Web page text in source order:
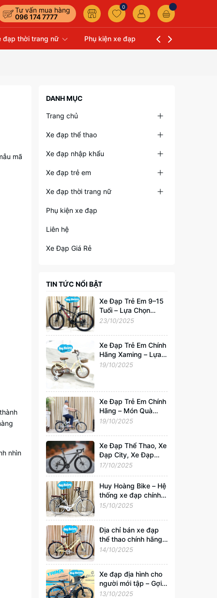
Tư vấn mua hàng
096 174 7777
0
đạp thời trang nữ Phụ kiện xe đạp Liên hệ
mã
nhìn
DANH MỤC
Trang chủ
Xe đạp thể thao
Xe đạp nhập khẩu
Xe đạp trẻ em
Xe đạp thời trang nữ
Phụ kiện xe đạp
Liên hệ
Xe Đạp Giá Rẻ
TIN TỨC NỔI BẬT
Xe Đạp Trẻ Em 9–15
Tuổi – Lựa Chọn
Hoàn Hảo Cho Tuổi
23/10/2025
Xe Đạp Trẻ Em Chính
Hãng Xaming – Lựa
Chọn Hoàn Hảo Cho
19/10/2025
Xe Đạp Trẻ Em Chính
Hãng – Món Quà
Tuyệt Vời Cho Bé
Xedapvip.com
19/10/2025
Xe Đạp Thể Thao, Xe
Đạp City, Xe Đạp
Gấp Chính Hãng –
Nhất Tại
Xedapvip.com
17/10/2025
Huy Hoàng Bike – Hệ
thống xe đạp chính
hãng hàng đầu Việt
15/10/2025
Địa chỉ bán xe đạp
thể thao chính hãng,
giá tốt nhất Hà Nội
14/10/2025
Xe đạp địa hình cho
người mới tập – Gợi ý
chọn xe tốt, giá chỉ
13/10/2025